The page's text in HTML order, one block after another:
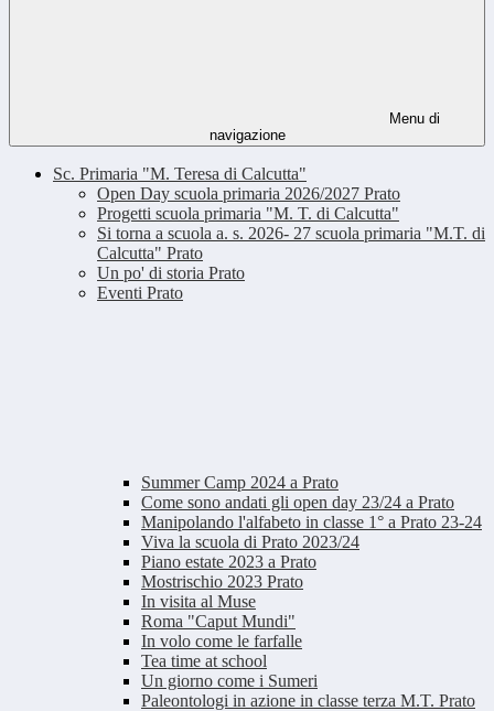
Menu di
navigazione
Sc. Primaria "M. Teresa di Calcutta"
Open Day scuola primaria 2026/2027 Prato
Progetti scuola primaria "M. T. di Calcutta"
Si torna a scuola a. s. 2026- 27 scuola primaria "M.T. di
Calcutta" Prato
Un po' di storia Prato
Eventi Prato
Summer Camp 2024 a Prato
Come sono andati gli open day 23/24 a Prato
Manipolando l'alfabeto in classe 1° a Prato 23-24
Viva la scuola di Prato 2023/24
Piano estate 2023 a Prato
Mostrischio 2023 Prato
In visita al Muse
Roma "Caput Mundi"
In volo come le farfalle
Tea time at school
Un giorno come i Sumeri
Paleontologi in azione in classe terza M.T. Prato